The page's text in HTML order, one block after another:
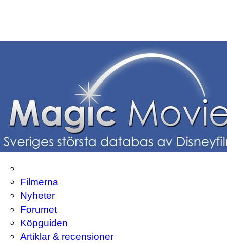
Filmerna
Nyheter
Forumet
Köpguiden
Artiklar & recensioner